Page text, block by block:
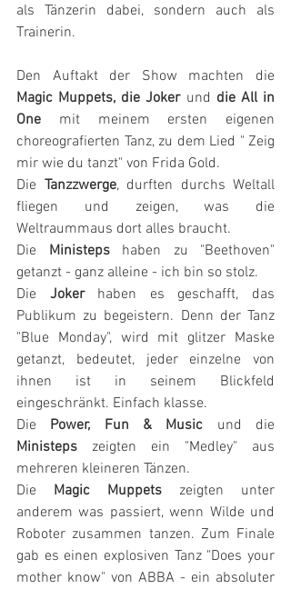
als Tänzerin dabei, sondern auch als
Trainerin.
Magic Muppets, die Joker und die All in
One mit meinem ersten eigenen
choreografierten Tanz, zu dem Lied " Zeig
mir wie du tanzt" von Frida Gold.
Die Tanzzwerge, durften durchs Weltall
fliegen und zeigen, was die
Weltraummaus dort alles braucht.
Die Ministeps haben zu "Beethoven"
getanzt - ganz alleine - ich bin so stolz.
Die Joker haben es geschafft, das
Publikum zu begeistern. Denn der Tanz
"Blue Monday", wird mit glitzer Maske
getanzt, bedeutet, jeder einzelne von
ihnen ist in seinem Blickfeld
eingeschränkt. Einfach klasse.
Die Power, Fun & Music und die
Ministeps zeigten ein "Medley" aus
mehreren kleineren Tänzen.
Die Magic Muppets zeigten unter
anderem was passiert, wenn Wilde und
Roboter zusammen tanzen. Zum Finale
gab es einen explosiven Tanz "Does your
mother know" von ABBA - ein absoluter